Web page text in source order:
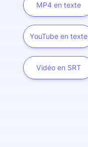
MP4 en texte
YouTube en texte
Vidéo en SRT